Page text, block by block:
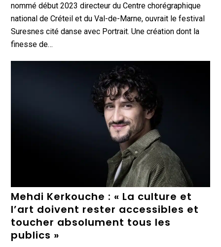
nommé début 2023 directeur du Centre chorégraphique
national de Créteil et du Val-de-Marne, ouvrait le festival
Suresnes cité danse avec Portrait. Une création dont la
finesse de…
Mehdi Kerkouche : « La culture et
l’art doivent rester accessibles et
toucher absolument tous les
publics »